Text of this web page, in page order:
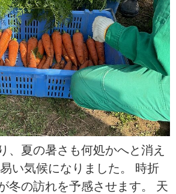
、夏の暑さも何処かへと消え
い気候になりました。 時折
冬の訪れを予感させます。 天